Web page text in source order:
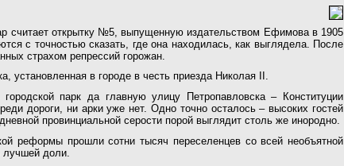
считает открытку №5, выпущенную издательством Ефимова в 1905
с точностью сказать, где она находилась, как выглядела. После
страхом репрессий горожан.
установленная в городе в честь приезда Николая II.
парк да главную улицу Петропавловска – Конституции
дороги, ни арки уже нет. Одно точно осталось – высоких гостей
провинциальной серости порой выглядит столь же инородно.
реформы прошли сотни тысяч переселенцев со всей необъятной
лучшей доли.